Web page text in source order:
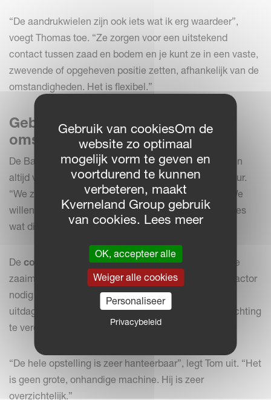
“De aandrukwielen zijn ook iets wat ik erg waardeer”,
voegt Thomas toe. “Ze zorgen voor een uitstekend
contact tussen zaad en bodem en je kunt ze in een vaste,
zwevende of opgeheven positie zetten, afhankelijk van de
omstandigheden. Het is flexibel.”
Gebouwd voor Ierse
omstandigheden
De Barrons werken op zware Ierse bodems en hebben
altijd veel waarde gehecht aan eenvoud en levensduur.
“We zijn niet op zoek naar snufjes”, zegt Thomas. “We
willen iets dat stevig is en zijn werk doet. Dat is precies
wat dit is.”
De compacte bouwen hetlage zwaartepunt
van de
zaaimachine verminderen ook de hefkracht die de tractor
nodig heeft, waardoor het gemakkelijker is om in
uitdagende omstandigheden te werken zonder verdichting
te veroorzaken of de tractor te belasten.
“De hele opstelling is zeer hanteerbaar”, legt Tom uit. “Het
is geen grote, onhandige machine. Hij is zeer
overzichtelijk.”
Gebruik van cookiesOm de
website zo optimaal
mogelijk vorm te geven en
voortdurend te kunnen
verbeteren, maakt
Kverneland Group gebruik
van cookies. Lees meer
OK, accepteer alle
Weiger alle cookies
Personaliseer
Privacybeleid